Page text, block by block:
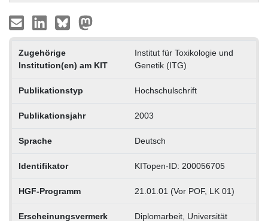
Zugehörige
Institution(en) am KIT
Institut für Toxikologie und
Genetik (ITG)
Publikationstyp Hochschulschrift
Publikationsjahr 2003
Sprache Deutsch
Identifikator KITopen-ID: 200056705
HGF-Programm 21.01.01 (Vor POF, LK 01)
Erscheinungsvermerk Diplomarbeit, Universität